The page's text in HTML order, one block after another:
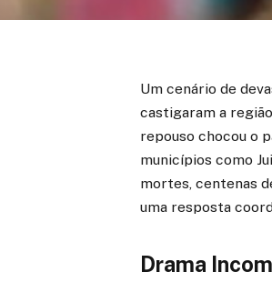
Um cenário de
castigaram a
repouso chocou o
municípios como
mortes, centenas
uma resposta
Drama